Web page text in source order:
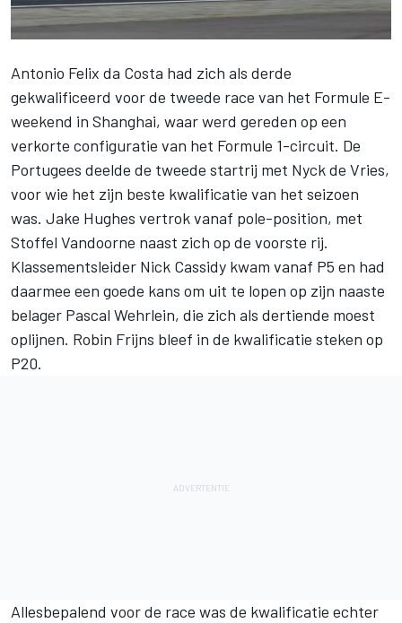
Antonio Felix da Costa had zich als derde
gekwalificeerd voor de tweede race van het Formule E-
weekend in Shanghai, waar werd gereden op een
verkorte configuratie van het Formule 1-circuit. De
Portugees deelde de tweede startrij met Nyck de Vries,
voor wie het zijn beste kwalificatie van het seizoen
was. Jake Hughes vertrok vanaf pole-position, met
Stoffel Vandoorne naast zich op de voorste rij.
Klassementsleider Nick Cassidy kwam vanaf P5 en had
daarmee een goede kans om uit te lopen op zijn naaste
belager Pascal Wehrlein, die zich als dertiende moest
oplijnen. Robin Frijns bleef in de kwalificatie steken op
P20.
Allesbepalend voor de race was de kwalificatie echter